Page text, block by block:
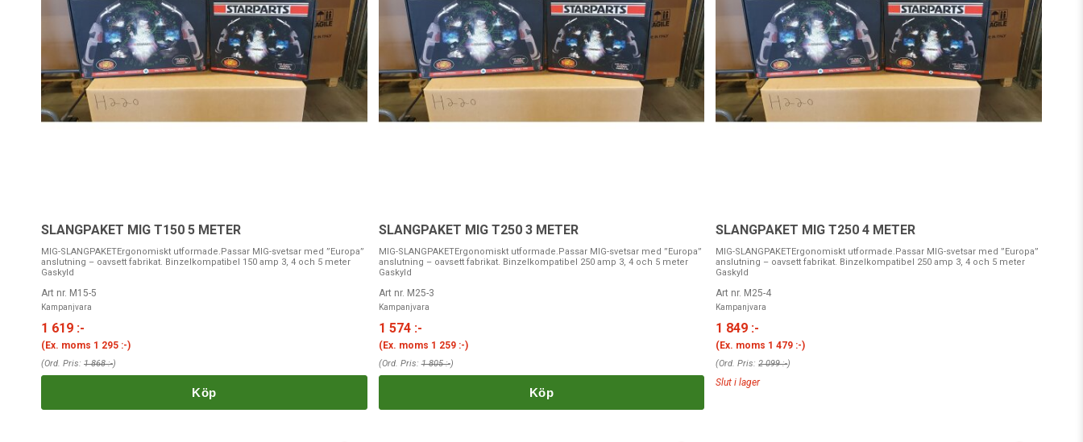
SLANGPAKET MIG T150 5 METER
MIG-SLANGPAKETErgonomiskt utformade.Passar MIG-svetsar med ”Europa”
anslutning – oavsett fabrikat. Binzelkompatibel 150 amp 3, 4 och 5 meter
Gaskyld
Art nr. M15-5
Kampanjvara
1 619 :-
(Ex. moms 1 295 :-)
(Ord. Pris: 1 868 :-)
Köp
SLANGPAKET MIG T250 3 METER
MIG-SLANGPAKETErgonomiskt utformade.Passar MIG-svetsar med ”Europa”
anslutning – oavsett fabrikat. Binzelkompatibel 250 amp 3, 4 och 5 meter
Gaskyld
Art nr. M25-3
Kampanjvara
1 574 :-
(Ex. moms 1 259 :-)
(Ord. Pris:1 805 :-)
Köp
SLANGPAKET MIG T250 4 METER
MIG-SLANGPAKETErgonomiskt utformade.Passar MIG-svetsar med ”Europa”
anslutning – oavsett fabrikat. Binzelkompatibel 250 amp 3, 4 och 5 meter
Gaskyld
Art nr. M25-4
Kampanjvara
1 849 :-
(Ex. moms 1 479 :-)
(Ord. Pris:2 099 :-)
Slut i lager